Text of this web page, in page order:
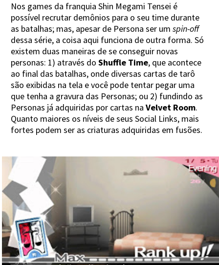
Nos games da franquia Shin Megami Tensei é
possível recrutar demônios para o seu time durante
as batalhas; mas, apesar de Persona ser umspin-off
dessa série, a coisa aqui funciona de outra forma. Só
existem duas maneiras de se conseguir novas
personas: 1) através doShuffle Time, que acontece
ao final das batalhas, onde diversas cartas de tarô
são exibidas na tela e você pode tentar pegar uma
que tenha a gravura das Personas; ou 2) fundindo as
Personas já adquiridas por cartas naVelvet Room.
Quanto maiores os níveis de seus Social Links, mais
fortes podem ser as criaturas adquiridas em fusões.